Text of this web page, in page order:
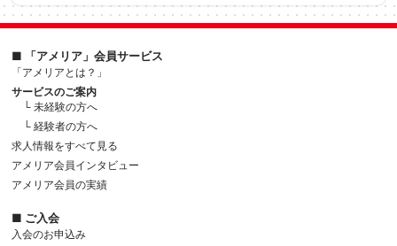
■ 「アメリア」会員サービス
「アメリアとは？」
サービスのご案内
└ 未経験の方へ
└ 経験者の方へ
求人情報をすべて見る
アメリア会員インタビュー
アメリア会員の実績
■ ご入会
入会のお申込み